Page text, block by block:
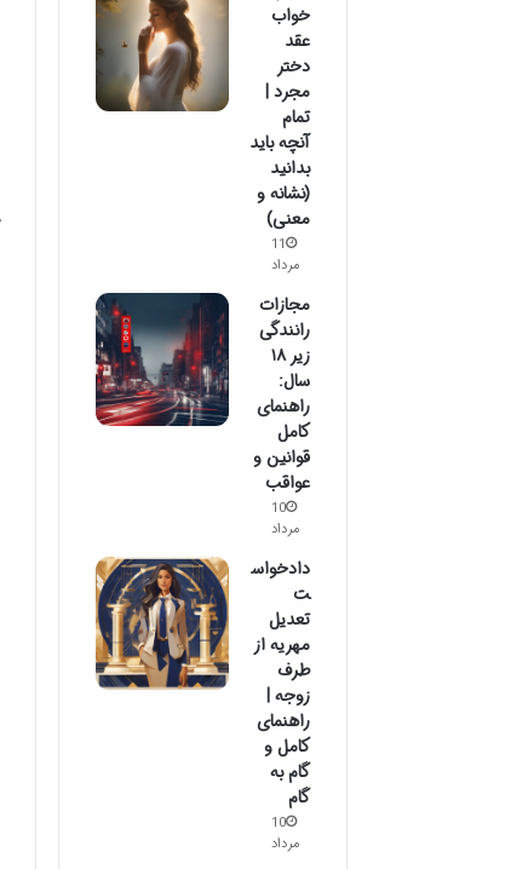
خواب
عقد
دختر
مجرد |
تمام
آنچه باید
بدانید
(نشانه و
معنی)
11
مرداد
مجازات
رانندگی
زیر ۱۸
سال:
راهنمای
کامل
قوانین و
عواقب
10
مرداد
دادخواس
ت
تعدیل
مهریه از
طرف
زوجه |
راهنمای
کامل و
گام به
گام
10
مرداد